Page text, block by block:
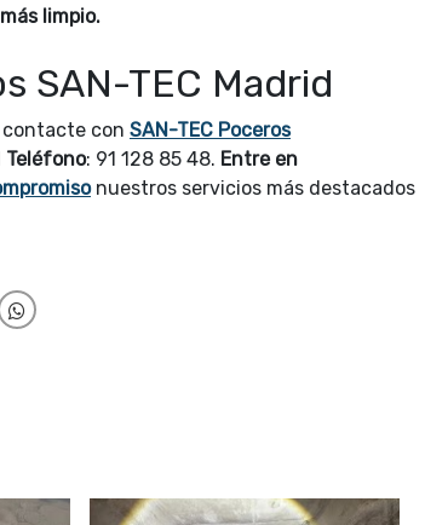
limpio.
SAN-TEC Madrid
contacte con SAN-TEC Poceros
Teléfono: 91 128 85 48. Entre en
nuestros servicios más destacados